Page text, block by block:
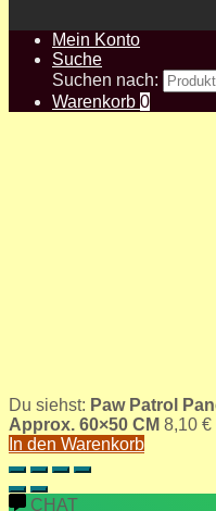
Mein Konto
Suche
Suchen nach:
Warenkorb 0
Du siehst: Paw Patrol
Approx. 60×50 CM 8,10 €
In den Warenkorb
CHAT